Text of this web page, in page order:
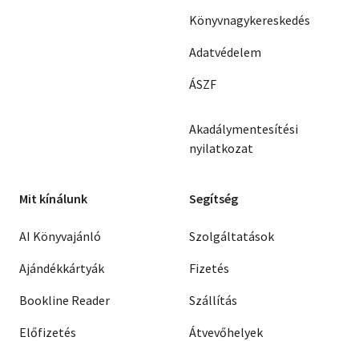
Könyvnagykereskedés
Adatvédelem
ÁSZF
Akadálymentesítési
nyilatkozat
Mit kínálunk
AI Könyvajánló
Ajándékkártyák
Bookline Reader
Előfizetés
Segítség
Szolgáltatások
Fizetés
Szállítás
Átvevőhelyek